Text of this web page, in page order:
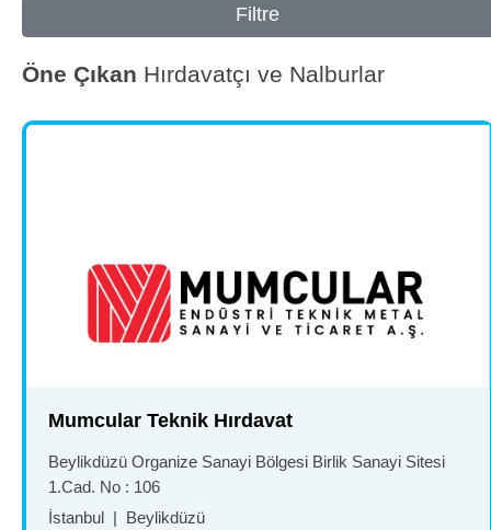
Filtre
Öne Çıkan Hırdavatçı ve Nalburlar
Mumcular Teknik Hırdavat
Beylikdüzü Organize Sanayi Bölgesi Birlik Sanayi Sitesi
1.Cad. No : 106
İstanbul | Beylikdüzü